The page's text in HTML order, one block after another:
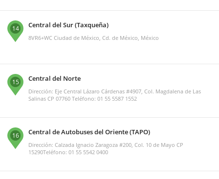
14 Central del Sur (Taxqueña)
8VR6+WC Ciudad de México, Cd. de México, México
15 Central del Norte
Dirección: Eje Central Lázaro Cárdenas #4907, Col. Magdalena de Las
Salinas CP 07760 Teléfono: 01 55 5587 1552
16 Central de Autobuses del Oriente (TAPO)
Dirección: Calzada Ignacio Zaragoza #200, Col. 10 de Mayo CP
15290Teléfono: 01 55 5542 0400